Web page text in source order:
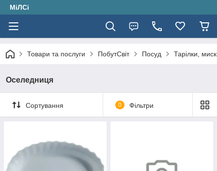
МіЛСі
Товари та послуги ПобутСвіт Посуд Тарілки,
Оселедниця
Сортування 0 Фільтри